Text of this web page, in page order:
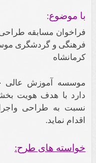
با موضوع:
فراخوان مسابقه
فرهنگی و گردشگری
کرمانشاه
موسسه آموزش عالی
دارد با هدف هویت
نسبت به طراحی
اقدام نماید.
خواسته های طرح: